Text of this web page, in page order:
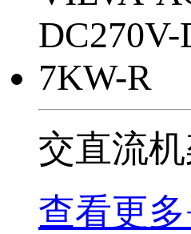
交直流
查看更